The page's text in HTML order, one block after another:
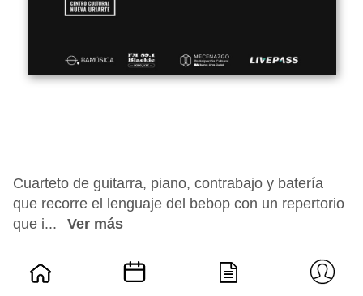
Cuarteto de guitarra, piano, contrabajo y batería
que recorre el lenguaje del bebop con un repertorio
que i...
Ver más